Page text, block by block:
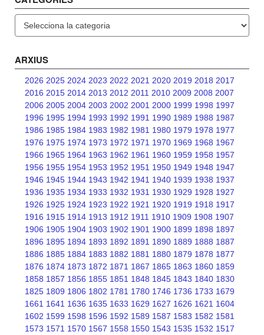
Categories
ARXIUS
2026 2025 2024 2023 2022 2021 2020 2019 2018 2017
2016 2015 2014 2013 2012 2011 2010 2009 2008 2007
2006 2005 2004 2003 2002 2001 2000 1999 1998 1997
1996 1995 1994 1993 1992 1991 1990 1989 1988 1987
1986 1985 1984 1983 1982 1981 1980 1979 1978 1977
1976 1975 1974 1973 1972 1971 1970 1969 1968 1967
1966 1965 1964 1963 1962 1961 1960 1959 1958 1957
1956 1955 1954 1953 1952 1951 1950 1949 1948 1947
1946 1945 1944 1943 1942 1941 1940 1939 1938 1937
1936 1935 1934 1933 1932 1931 1930 1929 1928 1927
1926 1925 1924 1923 1922 1921 1920 1919 1918 1917
1916 1915 1914 1913 1912 1911 1910 1909 1908 1907
1906 1905 1904 1903 1902 1901 1900 1899 1898 1897
1896 1895 1894 1893 1892 1891 1890 1889 1888 1887
1886 1885 1884 1883 1882 1881 1880 1879 1878 1877
1876 1874 1873 1872 1871 1867 1865 1863 1860 1859
1858 1857 1856 1855 1851 1848 1845 1843 1840 1830
1825 1809 1806 1802 1781 1780 1746 1736 1733 1679
1661 1641 1636 1635 1633 1629 1627 1626 1621 1604
1602 1599 1598 1596 1592 1589 1587 1583 1582 1581
1573 1571 1570 1567 1558 1550 1543 1535 1532 1517